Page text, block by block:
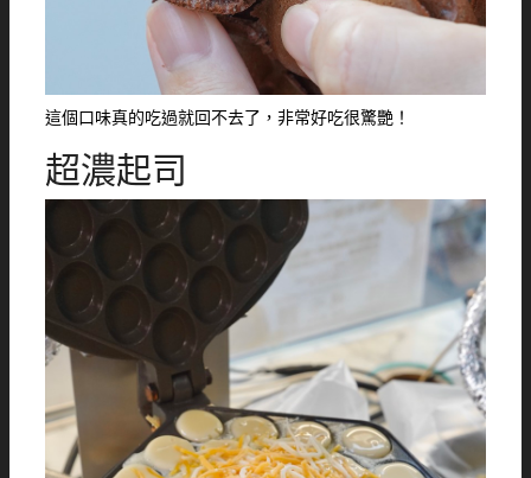
這個口味真的吃過就回不去了，非常好吃很驚艷！
超濃起司